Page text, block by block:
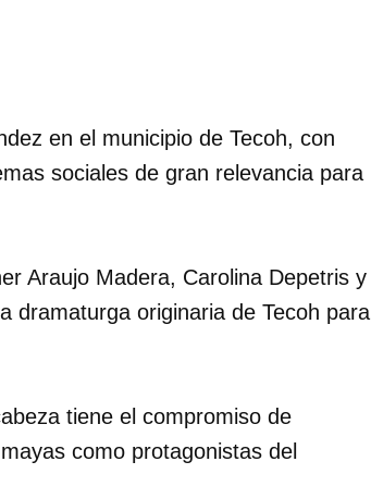
en el municipio de Tecoh, con
sociales de gran relevancia para
Araujo Madera, Carolina Depetris y
dramaturga originaria de Tecoh para
tiene el compromiso de
como protagonistas del